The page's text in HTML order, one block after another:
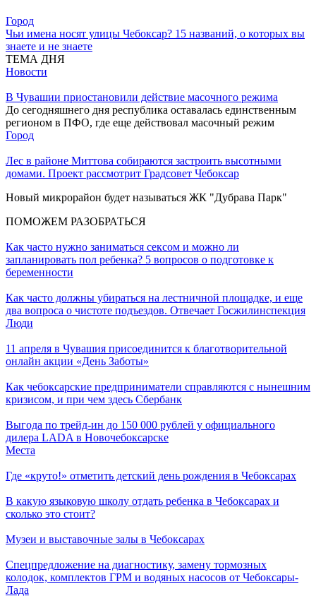
Город
Чьи имена носят улицы Чебоксар? 15 названий, о которых вы
знаете и не знаете
ТЕМА ДНЯ
Новости
В Чувашии приостановили действие масочного режима
До сегодняшнего дня республика оставалась единственным
регионом в ПФО, где еще действовал масочный режим
Город
Лес в районе Миттова собираются застроить высотными
домами. Проект рассмотрит Градсовет Чебоксар
Новый микрорайон будет называться ЖК "Дубрава Парк"
ПОМОЖЕМ РАЗОБРАТЬСЯ
Как часто нужно заниматься сексом и можно ли
запланировать пол ребенка? 5 вопросов о подготовке к
беременности
Как часто должны убираться на лестничной площадке, и еще
два вопроса о чистоте подъездов. Отвечает Госжилинспекция
Люди
11 апреля в Чувашия присоединится к благотворительной
онлайн акции «День Заботы»
Как чебоксарские предприниматели справляются с нынешним
кризисом, и при чем здесь Сбербанк
Выгода по трейд-ин до 150 000 рублей у официального
дилера LADA в Новочебоксарске
Места
Где «круто!» отметить детский день рождения в Чебоксарах
В какую языковую школу отдать ребенка в Чебоксарах и
сколько это стоит?
Музеи и выставочные залы в Чебоксарах
Спецпредложение на диагностику, замену тормозных
колодок, комплектов ГРМ и водяных насосов от Чебоксары-
Лада